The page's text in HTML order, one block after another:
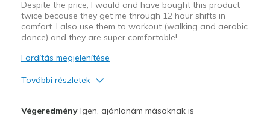
Despite the price, I would and have bought this product
twice because they get me through 12 hour shifts in
comfort. I also use them to workout (walking and aerobic
dance) and they are super comfortable!
Fordítás megjelenítése
További részletek
VégeredményIgen, ajánlanám másoknak is